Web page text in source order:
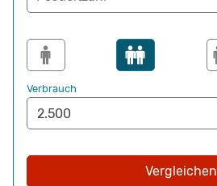
Verbrauch
Vergleichen